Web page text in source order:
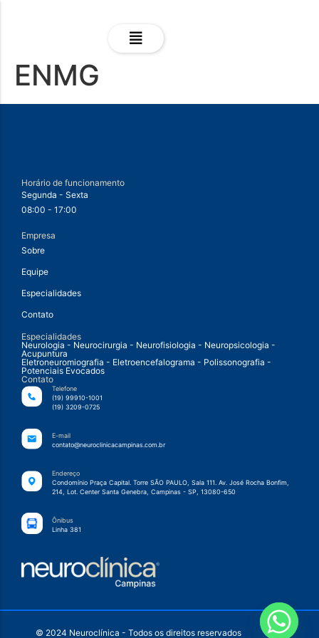
ENMG
Horário de funcionamento
Segunda - Sexta
08:00 - 17:00
Empresa
Sobre
Equipe
Especialidades
Contato
Especialidades
Neurologia - Neurocirurgia - Neurofisiologia - Neuropsicologia -
Acupuntura
Eletroneuromiografia - Eletroencefalograma - Polissonografia -
Potenciais Evocados
Contato
Telefone
(19) 99910-1001
(19) 3209-0725
E-mail
contato@neuroclinicacampinas.com.br
Endereço
Condomínio Praça Capital. Torre SÃO PAULO, Sala 111. Av. José Rocha Bonfim,
214, Lot. Center Santa Genebra, Campinas - SP, 13080-650
Ônibus
Linha 381
© 2024 Neuroclínica - Todos os direitos reservados